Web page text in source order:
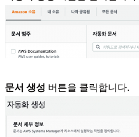
문서 생성 버튼을 클릭합니다.